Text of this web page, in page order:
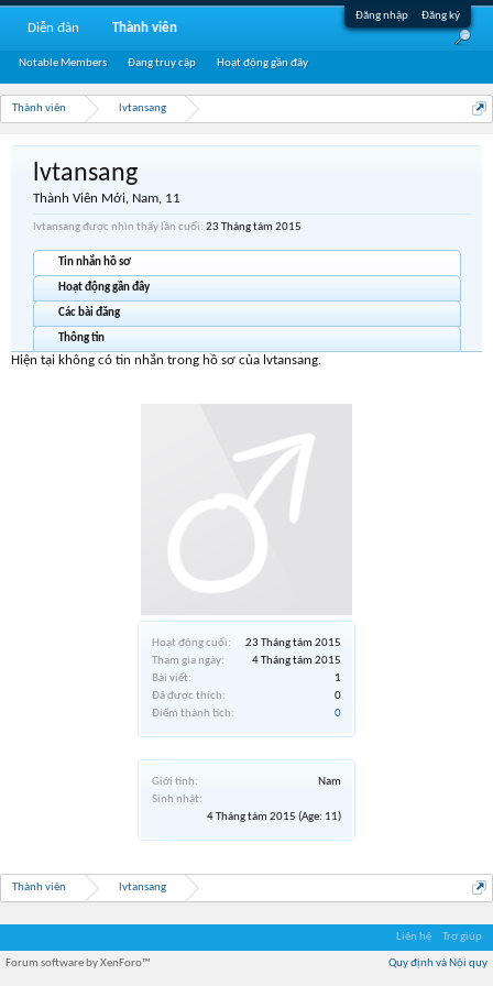
Đăng nhập Đăng ký
Thành viên lvtansang
Hoạt động cuối:
23 Tháng tám 2015
Tham gia ngày:
4 Tháng tám 2015
Bài viết:
1
Đã được thích:
0
Điểm thành tích:
0
Giới tính:
Nam
Sinh nhật:
4 Tháng tám 2015 (Age: 11)
lvtansang
Thành Viên Mới, Nam, 11
lvtansang được nhìn thấy lần cuối: 23 Tháng tám 2015
Tin nhắn hồ sơ
Hoạt động gần đây
Các bài đăng
Thông tin
Hiện tại không có tin nhắn trong hồ sơ của lvtansang.
Thành viên lvtansang
Diễn đàn Thành viên
Notable Members Đang truy cập Hoạt động gần đây
Liên hệ Trợ giúp
Quy định và Nội quy
Forum software by XenForo™